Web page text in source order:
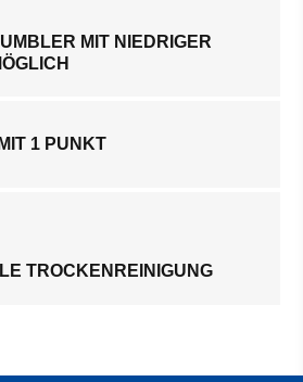
MIT NIEDRIGER
1 PUNKT
TROCKENREINIGUNG